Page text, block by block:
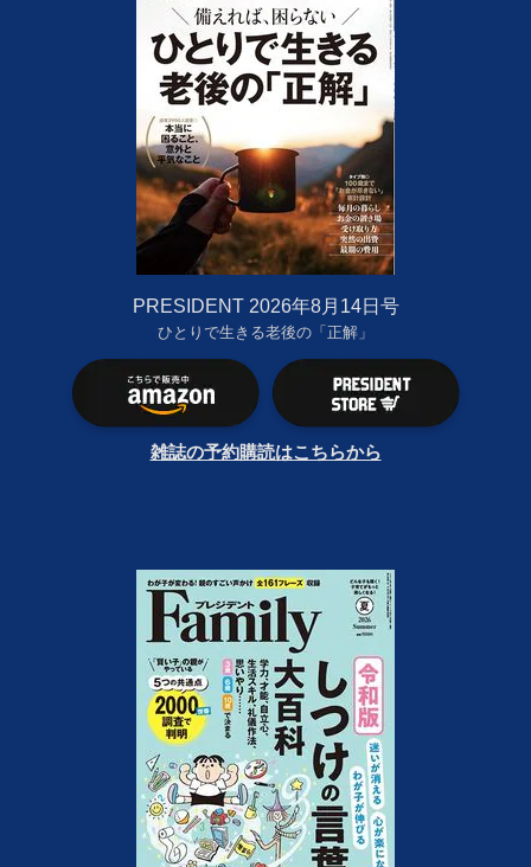
PRESIDENT 2026年8月14日号
ひとりで生きる老後の「正解」
雑誌の予約購読はこちらから